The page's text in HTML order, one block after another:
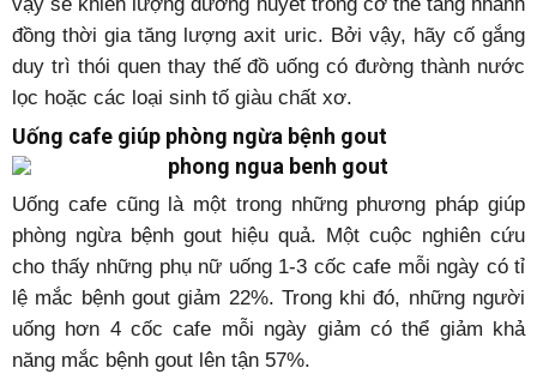
đồng thời gia tăng lượng axit uric. Bởi vậy, hãy cố gắng
duy trì thói quen thay thế đồ uống có đường thành nước
lọc hoặc các loại sinh tố giàu chất xơ.
Uống cafe giúp phòng ngừa bệnh gout
Uống cafe cũng là một trong những phương pháp giúp
phòng ngừa bệnh gout hiệu quả. Một cuộc nghiên cứu
cho thấy những phụ nữ uống 1-3 cốc cafe mỗi ngày có tỉ
lệ mắc bệnh gout giảm 22%. Trong khi đó, những người
uống hơn 4 cốc cafe mỗi ngày giảm có thể giảm khả
năng mắc bệnh gout lên tận 57%.